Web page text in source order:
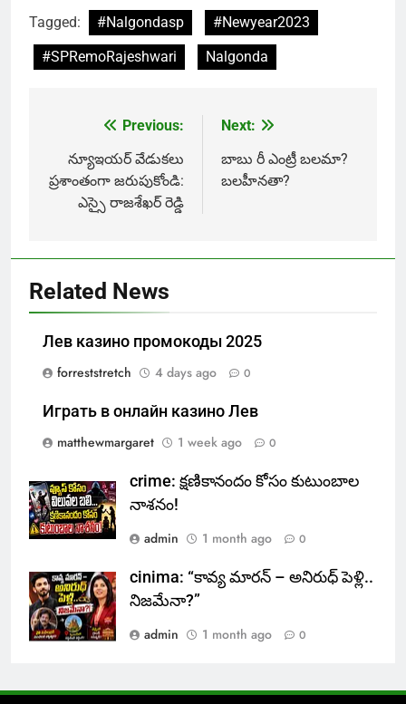
Tagged: #Nalgondasp
#Newyear2023
#SPRemoRajeshwari
Nalgonda
navigation
Previous:
న్యూఇయర్ వేడుకలు
ప్రశాంతంగా జరుపుకోండి:
ఎస్సై రాజశేఖర్ రెడ్డి
Next:
బాబు రీ ఎంట్రీ బలమా?
బలహీనతా?
Related News
Лев казино промокоды 2025
forreststretch
4 days ago 0
Играть в онлайн казино Лев
matthewmargaret
1 week ago 0
crime: క్షణికానందం కోసం కుటుంబాల
నాశనం!
admin
1 month ago 0
cinima: “కావ్య మారన్ – అనిరుధ్ పెళ్లి..
నిజమేనా?”
admin
1 month ago 0